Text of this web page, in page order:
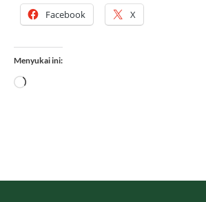
Facebook X
Menyukai ini:
Memuat...